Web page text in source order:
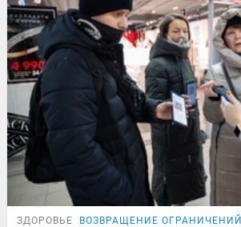
ЗДОРОВЬЕ ВОЗВРАЩЕНИЕ ОГРАНИЧЕНИЙ